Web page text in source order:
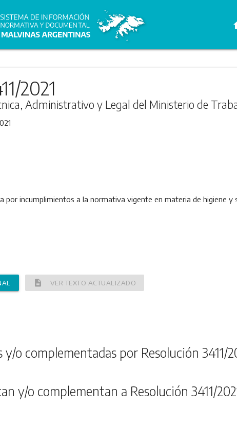
2021
Administrativo y Legal del Ministerio de
por incumplimientos a la normativa vigente en materia de higiene y
description VER TEXTO ACTUALIZADO
o complementadas por Resolución 3411/
y/o complementan a Resolución 3411/